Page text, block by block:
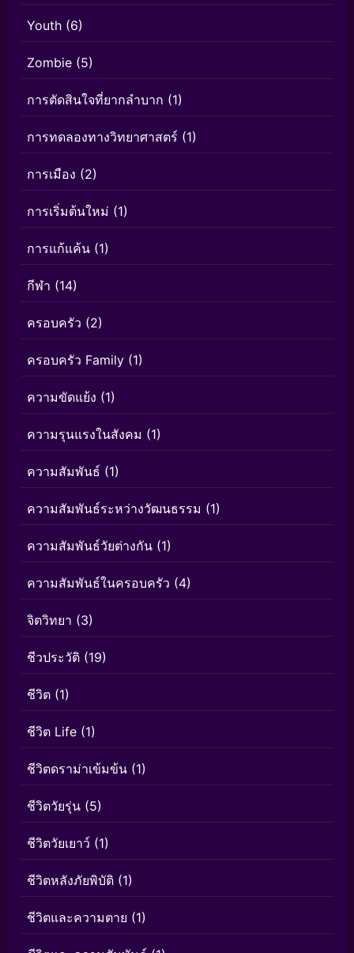
Youth (6)
Zombie (5)
การตัดสินใจที่ยากลำบาก (1)
การทดลองทางวิทยาศาสตร์ (1)
การเมือง (2)
การเริ่มต้นใหม่ (1)
การแก้แค้น (1)
กีฬา (14)
ครอบครัว (2)
ครอบครัว Family (1)
ความขัดแย้ง (1)
ความรุนแรงในสังคม (1)
ความสัมพันธ์ (1)
ความสัมพันธ์ระหว่างวัฒนธรรม (1)
ความสัมพันธ์วัยต่างกัน (1)
ความสัมพันธ์ในครอบครัว (4)
จิตวิทยา (3)
ชีวประวัติ (19)
ชีวิต (1)
ชีวิต Life (1)
ชีวิตดราม่าเข้มข้น (1)
ชีวิตวัยรุ่น (5)
ชีวิตวัยเยาว์ (1)
ชีวิตหลังภัยพิบัติ (1)
ชีวิตและความตาย (1)